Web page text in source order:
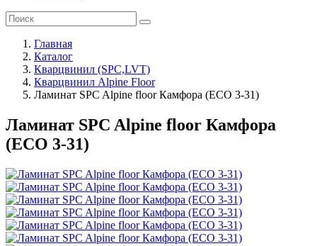
Главная
Каталог
Кварцвинил (SPC,LVT)
Кварцвинил Alpine Floor
Ламинат SPC Alpine floor Камфора (ЕСО 3-31)
Ламинат SPC Alpine floor Камфора
(ЕСО 3-31)